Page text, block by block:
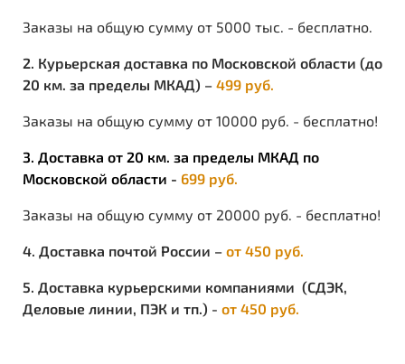
Заказы на общую сумму от 5000 тыс. - бесплатно.
2. Курьерская доставка по Московской области (до
20 км. за пределы МКАД) – 499 руб.
Заказы на общую сумму от 10000 руб. - бесплатно!
3. Доставка от 20 км. за пределы МКАД по
Московской области - 699 руб.
Заказы на общую сумму от 20000 руб. - бесплатно!
4. Доставка почтой России – от 450 руб.
5. Доставка курьерскими компаниями (СДЭК,
Деловые линии, ПЭК и тп.) - от 450 руб.